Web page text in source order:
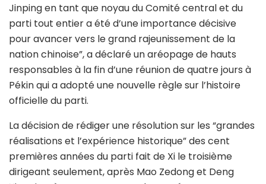
Jinping en tant que noyau du Comité central et du
parti tout entier a été d’une importance décisive
pour avancer vers le grand rajeunissement de la
nation chinoise”, a déclaré un aréopage de hauts
responsables à la fin d’une réunion de quatre jours à
Pékin qui a adopté une nouvelle règle sur l’histoire
officielle du parti.
La décision de rédiger une résolution sur les “grandes
réalisations et l’expérience historique” des cent
premières années du parti fait de Xi le troisième
dirigeant seulement, après Mao Zedong et Deng